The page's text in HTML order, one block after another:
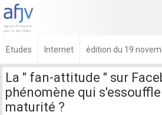
Etudes Internet édition du 19
La " fan-attitude " sur
phénomène qui
maturité ?